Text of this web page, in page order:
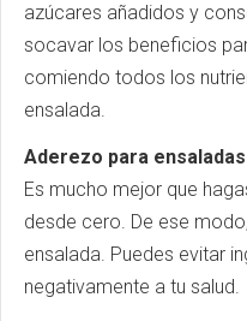
azúcares añadidos y
socavar los beneficios
comiendo todos los
ensalada.
Aderezo para
Es mucho mejor que
desde cero. De ese
ensalada. Puedes evitar
negativamente a tu salud.